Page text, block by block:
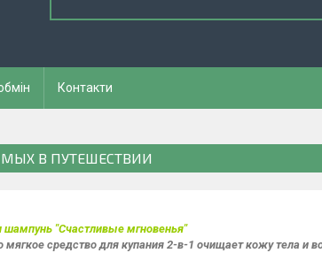
Контакти
В ПУТЕШЕСТВИИ
шампунь "Счастливые мгновенья"
мягкое средство для купания 2-в-1 очищает кожу тела и